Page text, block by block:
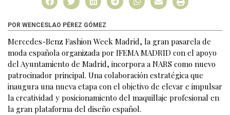
POR WENCESLAO PÉREZ GÓMEZ
Mercedes-Benz Fashion Week Madrid, la gran pasarela de
moda española organizada por IFEMA MADRID con el apoyo
del Ayuntamiento de Madrid, incorpora a NARS como nuevo
patrocinador principal. Una colaboración estratégica que
inaugura una nueva etapa con el objetivo de elevar e impulsar
la creatividad y posicionamiento del maquillaje profesional en
la gran plataforma del diseño español.